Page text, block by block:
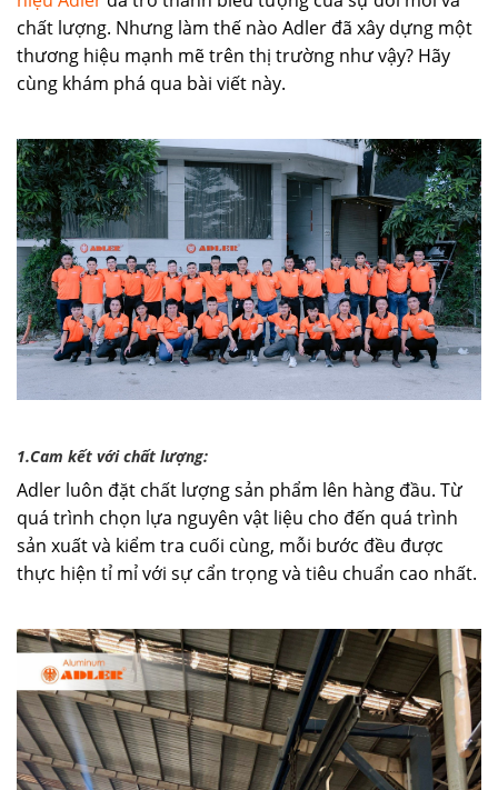
chất lượng. Nhưng làm thế nào Adler đã xây dựng một
thương hiệu mạnh mẽ trên thị trường như vậy? Hãy
cùng khám phá qua bài viết này.
1.Cam kết với chất lượng:
Adler luôn đặt chất lượng sản phẩm lên hàng đầu. Từ
quá trình chọn lựa nguyên vật liệu cho đến quá trình
sản xuất và kiểm tra cuối cùng, mỗi bước đều được
thực hiện tỉ mỉ với sự cẩn trọng và tiêu chuẩn cao nhất.